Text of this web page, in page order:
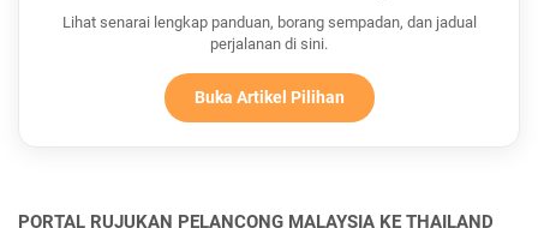
Lihat senarai lengkap panduan, borang sempadan, dan jadual
perjalanan di sini.
Buka Artikel Pilihan
PORTAL RUJUKAN PELANCONG MALAYSIA KE THAILAND